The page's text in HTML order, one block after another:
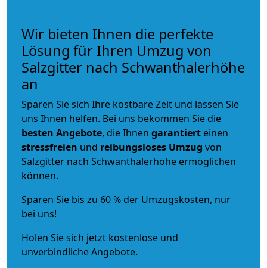
Wir bieten Ihnen die perfekte
Lösung für Ihren Umzug von
Salzgitter nach Schwanthalerhöhe
an
Sparen Sie sich Ihre kostbare Zeit und lassen Sie
uns Ihnen helfen. Bei uns bekommen Sie die
besten Angebote, die Ihnen garantiert einen
stressfreien und reibungsloses Umzug von
Salzgitter nach Schwanthalerhöhe ermöglichen
können.
Sparen Sie bis zu 60 % der Umzugskosten, nur
bei uns!
Holen Sie sich jetzt kostenlose und
unverbindliche Angebote.